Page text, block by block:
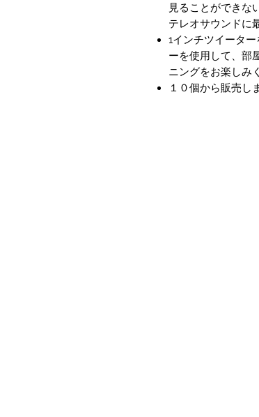
見ることができな
テレオサウンドに
1インチツイータ
ーを使用して、部
ニングをお楽しみ
１０個から販売し